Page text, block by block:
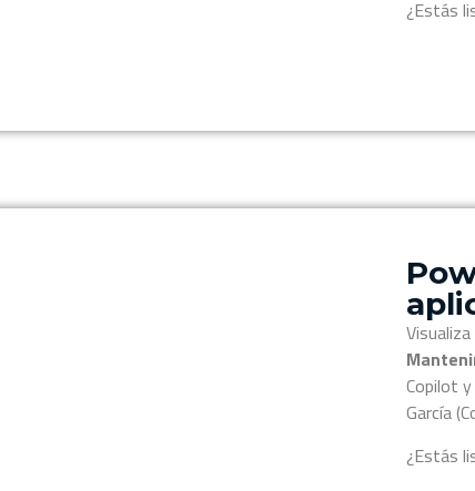
¿Estás
Copilot
García
¿Estás